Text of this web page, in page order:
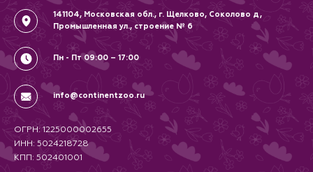
141104, Московская обл., г. Щелково, Соколово д,
Промышленная ул., строение № 6
Пн - Пт 09:00 – 17:00
info@continentzoo.ru
ОГРН: 1225000002655
ИНН: 5024218728
КПП: 502401001